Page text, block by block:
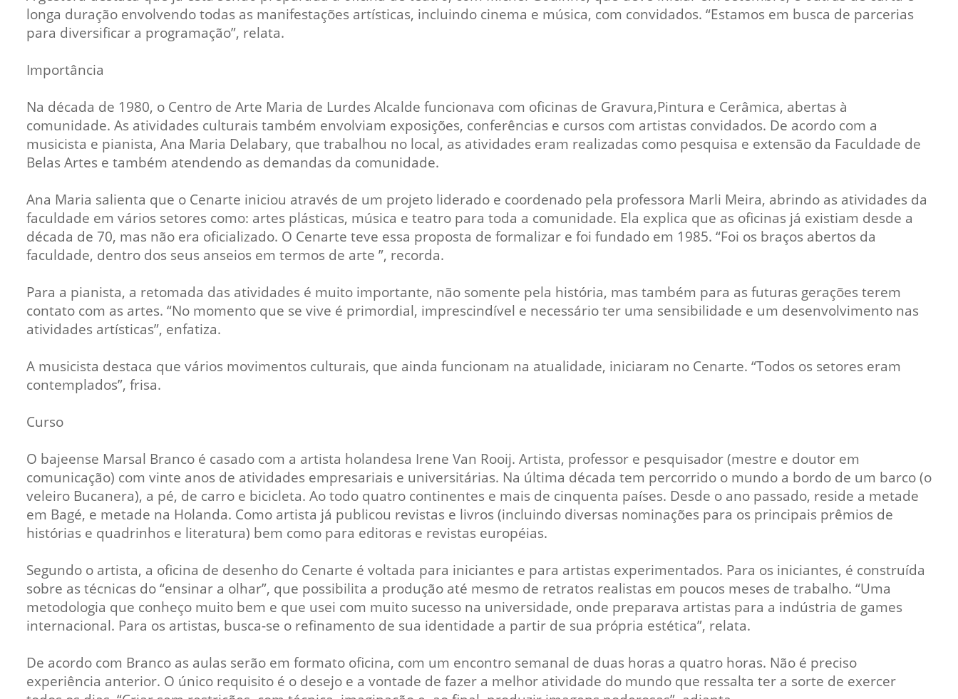
de Materiais
Normas Laboratório
de Botânica
Guia Acadêmico
Regimento
Institucional URCAMP
longa duração envolvendo todas as manifestações artísticas, incluindo cinema e música, com convidados. “Estamos em busca de parcerias
para diversificar a programação”, relata.
Importância
Na década de 1980, o Centro de Arte Maria de Lurdes Alcalde funcionava com oficinas de Gravura,Pintura e Cerâmica, abertas à
comunidade. As atividades culturais também envolviam exposições, conferências e cursos com artistas convidados. De acordo com a
musicista e pianista, Ana Maria Delabary, que trabalhou no local, as atividades eram realizadas como pesquisa e extensão da Faculdade de
Belas Artes e também atendendo as demandas da comunidade.
Ana Maria salienta que o Cenarte iniciou através de um projeto liderado e coordenado pela professora Marli Meira, abrindo as atividades da
faculdade em vários setores como: artes plásticas, música e teatro para toda a comunidade. Ela explica que as oficinas já existiam desde a
década de 70, mas não era oficializado. O Cenarte teve essa proposta de formalizar e foi fundado em 1985. “Foi os braços abertos da
faculdade, dentro dos seus anseios em termos de arte ”, recorda.
Para a pianista, a retomada das atividades é muito importante, não somente pela história, mas também para as futuras gerações terem
contato com as artes. “No momento que se vive é primordial, imprescindível e necessário ter uma sensibilidade e um desenvolvimento nas
atividades artísticas”, enfatiza.
A musicista destaca que vários movimentos culturais, que ainda funcionam na atualidade, iniciaram no Cenarte. “Todos os setores eram
contemplados”, frisa.
Curso
O bajeense Marsal Branco é casado com a artista holandesa Irene Van Rooij. Artista, professor e pesquisador (mestre e doutor em
comunicação) com vinte anos de atividades empresariais e universitárias. Na última década tem percorrido o mundo a bordo de um barco (o
veleiro Bucanera), a pé, de carro e bicicleta. Ao todo quatro continentes e mais de cinquenta países. Desde o ano passado, reside a metade
em Bagé, e metade na Holanda. Como artista já publicou revistas e livros (incluindo diversas nominações para os principais prêmios de
histórias e quadrinhos e literatura) bem como para editoras e revistas européias.
Segundo o artista, a oficina de desenho do Cenarte é voltada para iniciantes e para artistas experimentados. Para os iniciantes, é construída
sobre as técnicas do “ensinar a olhar”, que possibilita a produção até mesmo de retratos realistas em poucos meses de trabalho. “Uma
metodologia que conheço muito bem e que usei com muito sucesso na universidade, onde preparava artistas para a indústria de games
internacional. Para os artistas, busca-se o refinamento de sua identidade a partir de sua própria estética”, relata.
De acordo com Branco as aulas serão em formato oficina, com um encontro semanal de duas horas a quatro horas. Não é preciso
experiência anterior. O único requisito é o desejo e a vontade de fazer a melhor atividade do mundo que ressalta ter a sorte de exercer